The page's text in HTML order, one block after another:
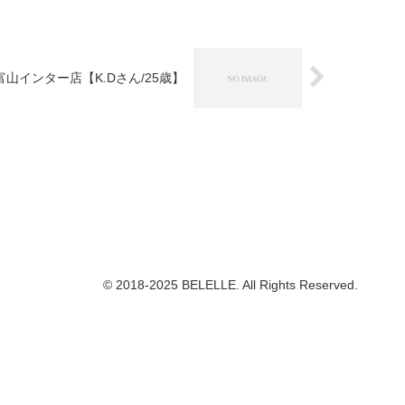
山インター店【K.Dさん/25歳】
© 2018-2025 BELELLE. All Rights Reserved.